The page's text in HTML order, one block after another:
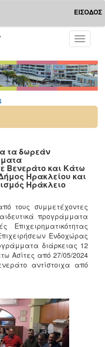
ΕΙΣΟΔΟΣ
Toggle
τα δωρεάν
Βενεράτο και Κάτω
Ηρακλείου και
Ηράκλειο
τους συμμετέχοντες
προγράμματα
Ενδοχώρας
διάρκειας 12
Ασίτες από 27/05/2024
αντίστοιχα από